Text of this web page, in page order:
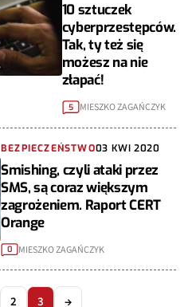
10 sztuczek
cyberprzestępców.
Tak, ty też się
możesz na nie
złapać!
5 MIESZKO ZAGAŃCZYK
BEZPIECZEŃSTWO03 KWI 2020
Smishing, czyli ataki przez
SMS, są coraz większym
zagrożeniem. Raport CERT
Orange
0 MIESZKO ZAGAŃCZYK
2 3 →